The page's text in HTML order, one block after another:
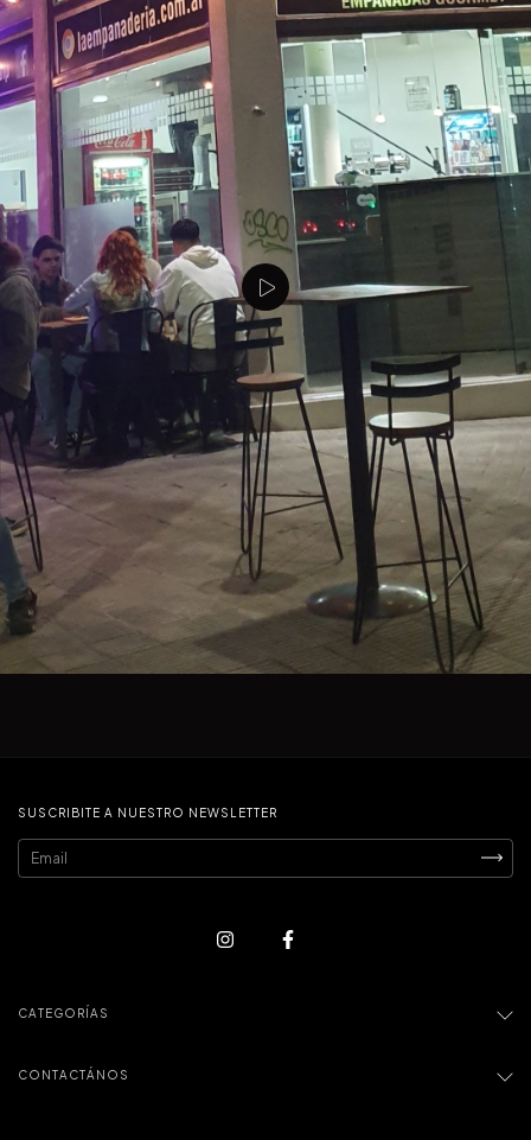
SUSCRIBITE A NUESTRO NEWSLETTER
CATEGORÍAS
CONTACTÁNOS